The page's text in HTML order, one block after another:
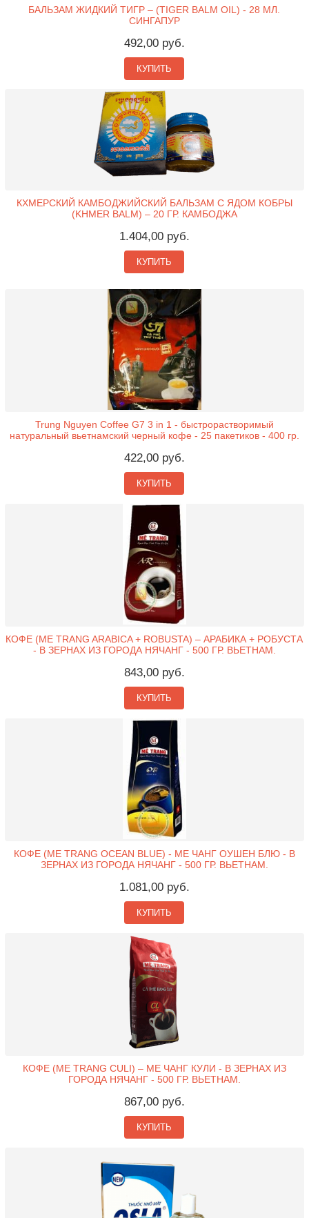
БАЛЬЗАМ ЖИДКИЙ ТИГР – (TIGER BALM OIL) - 28 МЛ.
СИНГАПУР
492,00 руб.
КУПИТЬ
КХМЕРСКИЙ КАМБОДЖИЙСКИЙ БАЛЬЗАМ С ЯДОМ КОБРЫ
(KHMER BALM) – 20 ГР. КАМБОДЖА
1.404,00 руб.
КУПИТЬ
Trung Nguyen Coffee G7 3 in 1 - быстрорастворимый
натуральный вьетнамский черный кофе - 25 пакетиков - 400 гр.
422,00 руб.
КУПИТЬ
КОФЕ (ME TRANG ARABICA + ROBUSTA) – АРАБИКА + РОБУСТА
- В ЗЕРНАХ ИЗ ГОРОДА НЯЧАНГ - 500 ГР. ВЬЕТНАМ.
843,00 руб.
КУПИТЬ
КОФЕ (ME TRANG OCEAN BLUE) - МЕ ЧАНГ ОУШЕН БЛЮ - В
ЗЕРНАХ ИЗ ГОРОДА НЯЧАНГ - 500 ГР. ВЬЕТНАМ.
1.081,00 руб.
КУПИТЬ
КОФЕ (ME TRANG CULI) – МЕ ЧАНГ КУЛИ - В ЗЕРНАХ ИЗ
ГОРОДА НЯЧАНГ - 500 ГР. ВЬЕТНАМ.
867,00 руб.
КУПИТЬ